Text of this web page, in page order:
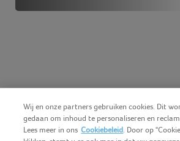
Wij en onze partners gebruiken cookies. Dit
gedaan om inhoud te personaliseren en
Lees meer in ons Cookiebeleid. Door op